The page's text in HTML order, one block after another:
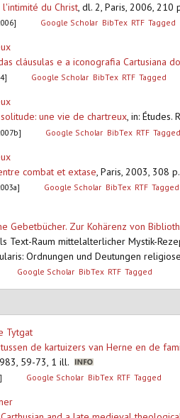
l'intimité du Christ, dl. 2, Paris, 2006, 210
Google Scholar BibTex RTF Tagged
cláusulas e a iconografia Cartusiana
Google Scholar BibTex RTF Tagged
une vie de chartreux, in: Études.
Google Scholar BibTex RTF Tagged
combat et extase, Paris, 2003, 308
Google Scholar BibTex RTF Tagged
Gebetbücher. Zur Kohärenz von
Text-Raum mittelalterlicher Mystik-
Ordnungen und Deutungen
Google Scholar BibTex RTF Tagged
Tytgat
de kartuizers van Herne en de
59-73, 1 ill.
Google Scholar BibTex RTF Tagged